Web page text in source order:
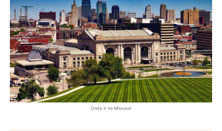
Onde ir no Missouri